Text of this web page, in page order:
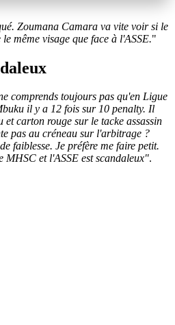
Zoumana Camara va vite voir si le
même visage que face à l'ASSE."
comprends toujours pas qu'en Ligue
il y a 12 fois sur 10 penalty. Il
carton rouge sur le tacke assassin
pas au créneau sur l'arbitrage ?
faiblesse. Je préfère me faire petit.
MHSC et l'ASSE est scandaleux".